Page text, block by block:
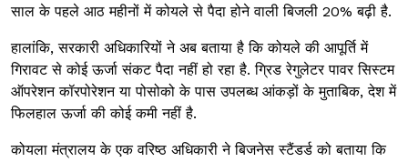
साल के पहले आठ महीनों में कोयले से पैदा होने वाली बिजली 20% बढ़ी है.
हालांकि, सरकारी अधिकारियों ने अब बताया है कि कोयले की आपूर्ति में
गिरावट से कोई ऊर्जा संकट पैदा नहीं हो रहा है. ग्रिड रेगुलेटर पावर सिस्टम
ऑपरेशन कॉरपोरेशन या पोसोको के पास उपलब्ध आंकड़ों के मुताबिक, देश में
फिलहाल ऊर्जा की कोई कमी नहीं है.
कोयला मंत्रालय के एक वरिष्ठ अधिकारी ने बिजनेस स्टैंडर्ड को बताया कि